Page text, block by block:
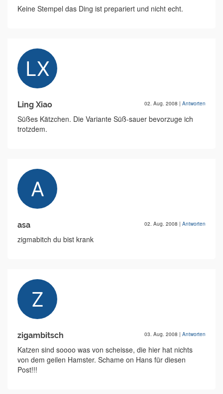
Keine Stempel das Ding ist prepariert und nicht echt.
Ling Xiao 02. Aug. 2008 | Antworten
Süßes Kätzchen. Die Variante Süß-sauer bevorzuge ich
trotzdem.
asa 02. Aug. 2008 | Antworten
zigmabitch du bist krank
zigambitsch 03. Aug. 2008 | Antworten
Katzen sind soooo was von scheisse, die hier hat nichts
von dem geilen Hamster. Schame on Hans für diesen
Post!!!